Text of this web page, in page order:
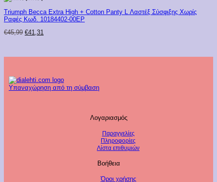
Triumph Becca Extra High + Cotton Panty L Λαστέξ Σύσφιξης Χωρίς
Ραφές Κωδ. 10184402-00EP
€45,99 Original
€41,31
Υπαναχώρηση από τη σύμβαση
Λογαριασμός
Παραγγελίες
Πληροφορίες
Λίστα επιθυμιών
Βοήθεια
Όροι χρήσης